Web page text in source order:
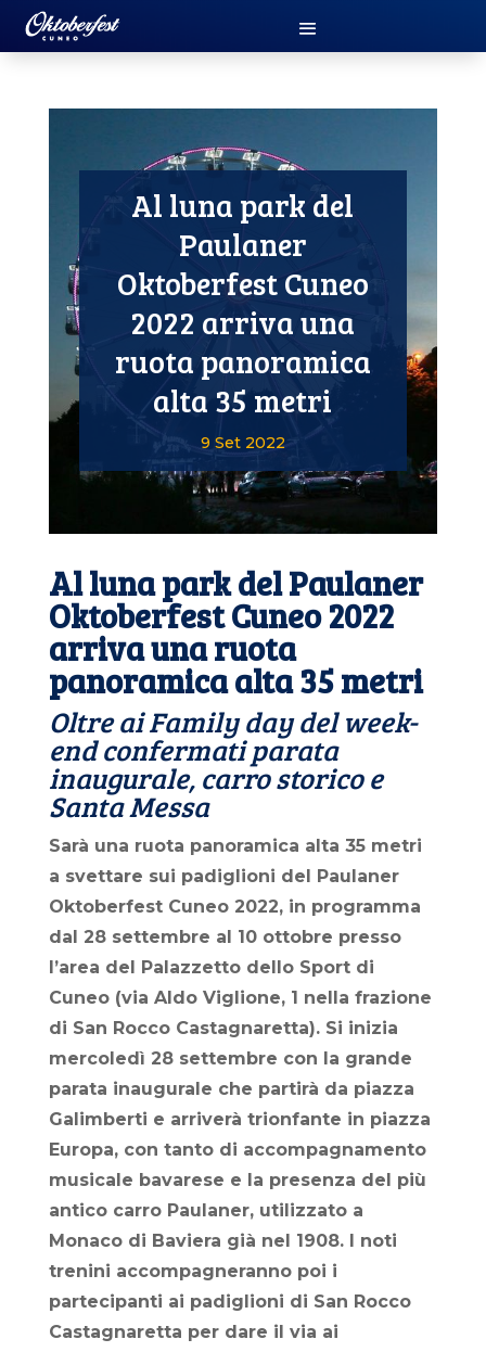
Al luna park del
Paulaner
Oktoberfest Cuneo
2022 arriva una
ruota panoramica
alta 35 metri
9 Set 2022
Al luna park del Paulaner
Oktoberfest Cuneo 2022
arriva una ruota
panoramica alta 35 metri
Oltre ai Family day del week-
end confermati parata
inaugurale, carro storico e
Santa Messa
Sarà una ruota panoramica alta 35 metri
a svettare sui padiglioni del Paulaner
Oktoberfest Cuneo 2022, in programma
dal 28 settembre al 10 ottobre presso
l’area del Palazzetto dello Sport di
Cuneo (via Aldo Viglione, 1 nella frazione
di San Rocco Castagnaretta). Si inizia
mercoledì 28 settembre con la grande
parata inaugurale che partirà da piazza
Galimberti e arriverà trionfante in piazza
Europa, con tanto di accompagnamento
musicale bavarese e la presenza del più
antico carro Paulaner, utilizzato a
Monaco di Baviera già nel 1908. I noti
trenini accompagneranno poi i
partecipanti ai padiglioni di San Rocco
Castagnaretta per dare il via ai